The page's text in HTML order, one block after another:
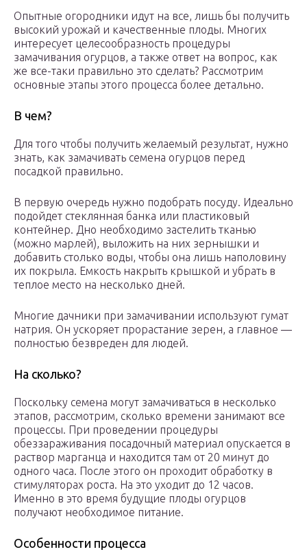
Опытные огородники идут на все, лишь бы получить
высокий урожай и качественные плоды. Многих
интересует целесообразность процедуры
замачивания огурцов, а также ответ на вопрос, как
же все-таки правильно это сделать? Рассмотрим
основные этапы этого процесса более детально.
В чем?
Для того чтобы получить желаемый результат, нужно
знать, как замачивать семена огурцов перед
посадкой правильно.
В первую очередь нужно подобрать посуду. Идеально
подойдет стеклянная банка или пластиковый
контейнер. Дно необходимо застелить тканью
(можно марлей), выложить на них зернышки и
добавить столько воды, чтобы она лишь наполовину
их покрыла. Емкость накрыть крышкой и убрать в
теплое место на несколько дней.
Многие дачники при замачивании используют гумат
натрия. Он ускоряет прорастание зерен, а главное —
полностью безвреден для людей.
На сколько?
Поскольку семена могут замачиваться в несколько
этапов, рассмотрим, сколько времени занимают все
процессы. При проведении процедуры
обеззараживания посадочный материал опускается в
раствор марганца и находится там от 20 минут до
одного часа. После этого он проходит обработку в
стимуляторах роста. На это уходит до 12 часов.
Именно в это время будущие плоды огурцов
получают необходимое питание.
Особенности процесса